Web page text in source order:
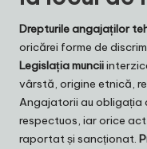
Drepturile angajaților
oricărei forme de
Legislația muncii
vârstă, origine etnică,
Angajatorii au obligația
respectuos, iar orice
raportat și sancționat.